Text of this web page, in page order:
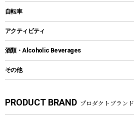
グランドシート
ガイドロープ
ツール
焚き火台&ストーブ
火起こし
バーベキューツール
クッキングツール
ナイフ
カトラリー
マグカップ、カップ
ディズニーボトル
保冷剤
リュック、バックパック
トートバッグ、サコッシュ
ショッピングキャリー
その他アウトドア雑貨
インフレータブル
カヤック
パドル
ヘルメット
自転車
折りたたみ自転車
スポーツサイクル
シティサイクル
アクティビティ
マリン
ラッシュガード
酒類・Alcoholic Beverages
その他
湯たんぽ
PRODUCT BRAND プロダクトブランド